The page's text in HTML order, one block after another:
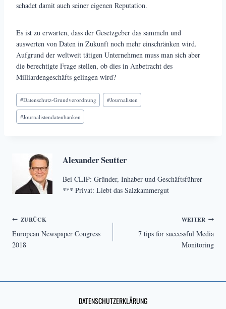
schadet damit auch seiner eigenen Reputation.
Es ist zu erwarten, dass der Gesetzgeber das sammeln und
auswerten von Daten in Zukunft noch mehr einschränken wird.
Aufgrund der weltweit tätigen Unternehmen muss man sich aber
die berechtigte Frage stellen, ob dies in Anbetracht des
Milliardengeschäfts gelingen wird?
Schlagworte:
#Datenschutz-Grundverordnung #Journalisten
#Journalistendatenbanken
Alexander Seutter
Bei CLIP: Gründer, Inhaber und Geschäftsführer
*** Privat: Liebt das Salzkammergut
Beitragsnavigation
ZURÜCK
European Newspaper Congress
2018
WEITER
7 tips for successful Media
Monitoring
DATENSCHUTZERKLÄRUNG